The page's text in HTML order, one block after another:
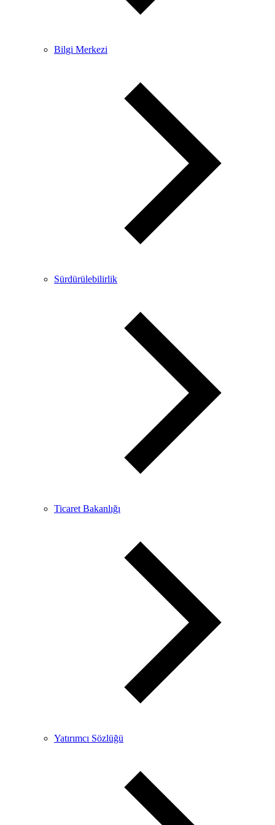
Bilgi Merkezi
Sürdürülebilirlik
Ticaret Bakanlığı
Yatırımcı Sözlüğü